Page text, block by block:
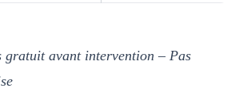
gratuit avant intervention – Pas